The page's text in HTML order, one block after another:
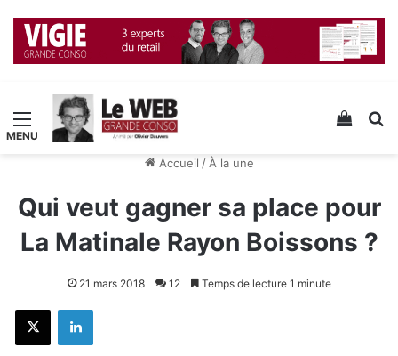
Menu Voir
Accueil / À la une
Qui veut gagner sa place pour
La Matinale Rayon Boissons ?
21 mars 2018 12 Temps de lecture 1 minute
X Linkedin